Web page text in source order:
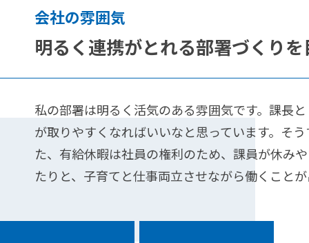
会社の雰囲気
明るく連携がとれる部署づくり
私の部署は明るく活気のある雰囲気です。課長
が取りやすくなればいいなと思っています。そ
た、有給休暇は社員の権利のため、課員が休み
たりと、子育てと仕事両立させながら働くこと